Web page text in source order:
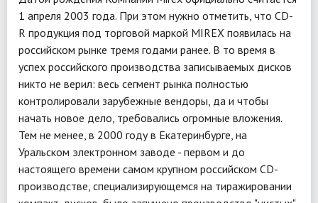
1 апреля 2003 года. При этом нужно отметить, что CD-
R продукция под торговой маркой MIREX появилась на
российском рынке тремя годами ранее. В то время в
успех российского производства записываемых дисков
никто не верил: весь сегмент рынка полностью
контролировали зарубежные вендоры, да и чтобы
начать новое дело, требовались огромные вложения.
Тем не менее, в 2000 году в Екатеринбурге, на
Уральском электронном заводе - первом и до
настоящего времени самом крупном российском CD-
производстве, специализирующемся на тиражировании